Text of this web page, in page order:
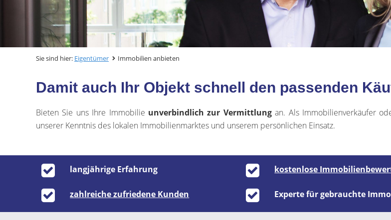
Sie sind hier: Eigentümer Immobilien anbieten
Damit auch Ihr Objekt schnell den passenden
Bieten Sie uns Ihre Immobilie unverbindlich zur Vermittlungan. Als Immobilienverkäufer
unserer Kenntnis des lokalen Immobilienmarktes und unserem persönlichen Einsatz.
langjährige Erfahrung kostenlose
zahlreiche zufriedene Kunden Experte für gebrauchte